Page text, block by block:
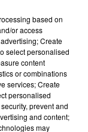
BEYONCE
Hold'em
based on
or access
Create
select personalised
content
or combinations
services; Create
personalised
prevent and
and content;
may